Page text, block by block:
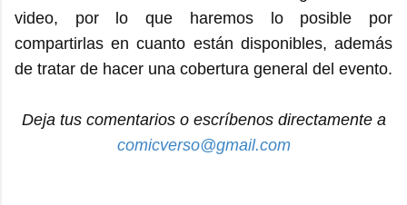
video, por lo que haremos lo posible por
compartirlas en cuanto están disponibles, además
de tratar de hacer una cobertura general del evento.
Deja tus comentarios o escríbenos directamente a
comicverso@gmail.com